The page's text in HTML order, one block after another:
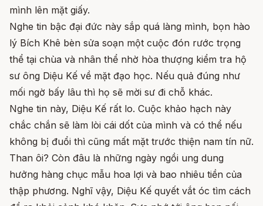
mình lên mặt giấy.
Nghe tin bậc đại đức này sắp quá làng mình, bọn hào
lý Bích Khê bèn sửa soạn một cuộc đón rước trọng
thể tại chùa và nhân thể nhờ hòa thượng kiểm tra hộ
sư ông Diệu Kế về mặt đạo học. Nếu quả đúng như
mối ngờ bấy lâu thì họ sẽ mời sư đi chỗ khác.
Nghe tin này, Diệu Kế rất lo. Cuộc khảo hạch này
chắc chắn sẽ làm lòi cái dốt của mình và có thể nếu
không bị đuổi thì cũng mất mặt trước thiện nam tín nữ.
Than ôi? Còn đâu là những ngày ngồi ung dung
hưởng hàng chục mẫu hoa lợi và bao nhiêu tiền của
thập phương. Nghĩ vậy, Diệu Kế quyết vắt óc tìm cách